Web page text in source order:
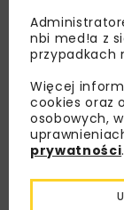
Lubisz
Zapisz się
nas
zaproszenia
nbi med!a z
przypadkach
Więcej
cookies oraz
osobowych,
prywatności.